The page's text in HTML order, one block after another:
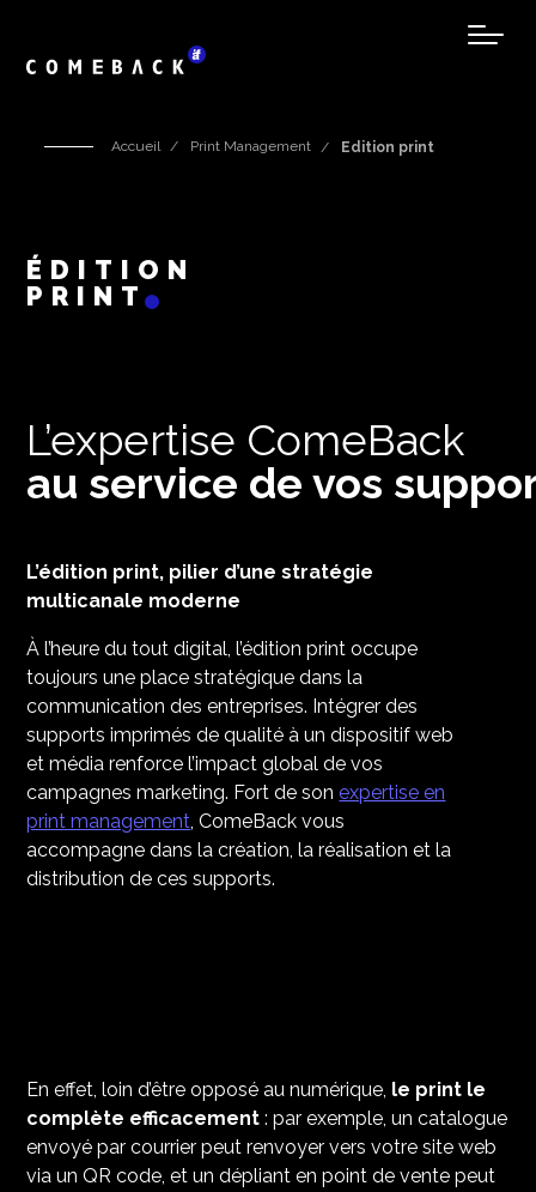
Accueil Print Management Edition print
ÉDITION
PRINT
L’expertise ComeBack
au service de vos
L’édition print, pilier d’une stratégie
multicanale moderne
À l’heure du tout digital, l’édition print occupe
toujours une place stratégique dans la
communication des entreprises. Intégrer des
supports imprimés de qualité à un dispositif web
et média renforce l’impact global de vos
campagnes marketing. Fort de sonexpertise en
print management, ComeBack vous
accompagne dans la création, la réalisation et la
distribution de ces supports.
En effet, loin d’être opposé au numérique, le print le
complète efficacement : par exemple, un catalogue
envoyé par courrier peut renvoyer vers votre site web
via un QR code, et un dépliant en point de vente peut